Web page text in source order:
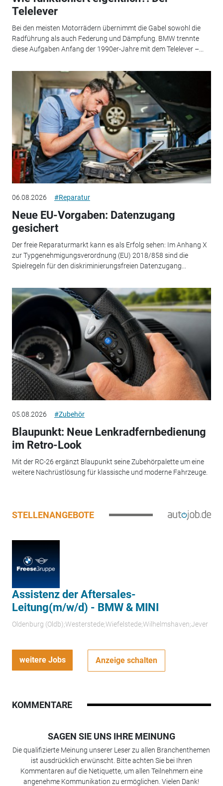
Telelever
Bei den meisten Motorrädern übernimmt die Gabel sowohl die
Radführung als auch Federung und Dämpfung. BMW trennte
diese Aufgaben Anfang der 1990er-Jahre mit dem Telelever –...
06.08.2026 #Reparatur
Neue EU-Vorgaben: Datenzugang
gesichert
Der freie Reparaturmarkt kann es als Erfolg sehen: Im Anhang X
zur Typgenehmigungsverordnung (EU) 2018/858 sind die
Spielregeln für den diskriminierungsfreien Datenzugang...
05.08.2026 #Zubehör
Blaupunkt: Neue Lenkradfernbedienung
im Retro-Look
Mit der RC-26 ergänzt Blaupunkt seine Zubehörpalette um eine
weitere Nachrüstlösung für klassische und moderne Fahrzeuge.
STELLENANGEBOTE
Assistenz der Aftersales-
Leitung(m/w/d) - BMW & MINI
Oldenburg (Oldb);Westerstede;Wiefelstede;Wilhelmshaven;Jever
weitere Jobs Anzeige schalten
KOMMENTARE
SAGEN SIE UNS IHRE MEINUNG
Die qualifizierte Meinung unserer Leser zu allen Branchenthemen
ist ausdrücklich erwünscht. Bitte achten Sie bei Ihren
Kommentaren auf die Netiquette, um allen Teilnehmern eine
angenehme Kommunikation zu ermöglichen. Vielen Dank!